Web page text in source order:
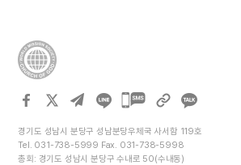
카카오톡
경기도 성남시 분당구 성남분당우체국 사서함 119호
Tel. 031-738-5999 Fax. 031-738-5998
총회: 경기도 성남시 분당구 수내로 50(수내동)